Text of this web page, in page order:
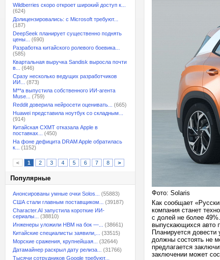
Wildberries скоро откроет широкий доступ к...
(624)
Долицензировались: с Microsoft требуют...
(187)
DeepSeek планирует существенно поднять
цены...
(690)
Разработка китайского ролевого боевика...
(585)
Квартальная выручка Sandisk выросла почти
в...
(646)
Сразу несколько ведущих разработчиков
ИИ...
(873)
M**a выпустила собственного ИИ-агента
Muse...
(759)
Reddit доверила нейросети оценивать...
(665)
Huawei представила ноутбук со складным...
(914)
Китайская CXMT отказала Apple в
поставках...
(450)
На фоне дефицита DRAM Apple обратилась
к...
(1152)
< 1 2 3 4 5 6 7 8 >
Популярные
Анонсированы умные очки Solos...
(55883)
США стали главным поставщиком...
(39187)
Character.AI запустила короткие ИИ-
сериалы...
(38810)
Инженеры уложили HBM на бок —...
(38661)
Китайские специалисты заявили,...
(33515)
Морские сражения, крупнейшая...
(32644)
Датамайнер раскрыл дату релиза...
(31766)
Тысячи сотрудников Google требуют...
Фото: Solaris
Как сообщает
компания станет
с долей не более
выпускающихся авто
Планируется
должны состоять не
предлагается
заключении может